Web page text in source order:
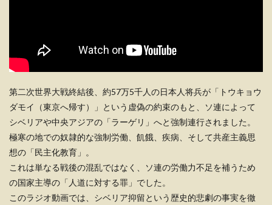
第二次世界大戦終結後、約57万5千人の日本人将兵が「トウキョウ
ダモイ（東京へ帰す）」という虚偽の約束のもと、ソ連によって
シベリアや中央アジアの「ラーゲリ」へと強制連行されました。
極寒の地での奴隷的な強制労働、飢餓、疾病、そして共産主義思
想の「民主化教育」。
これは単なる戦後の混乱ではなく、ソ連の労働力不足を補うため
の国家主導の「人道に対する罪」でした。
このラジオ動画では、シベリア抑留という歴史的悲劇の事実を徹